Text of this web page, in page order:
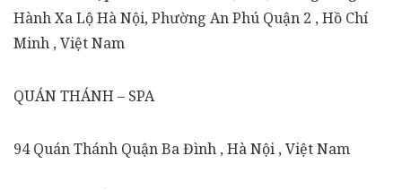
Hành Xa Lộ Hà Nội, Phường An Phú Quận 2 , Hồ Chí
Minh , Việt Nam
QUÁN THÁNH – SPA
94 Quán Thánh Quận Ba Đình , Hà Nội , Việt Nam